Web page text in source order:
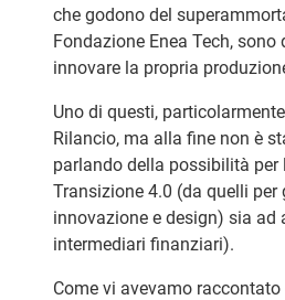
che godono del
Fondazione Enea Tech,
innovare la propria
Uno di questi,
Rilancio, ma alla fine non è
parlando della possibilità per
Transizione 4.0 (da quelli
innovazione e design) sia
intermediari finanziari).
Come vi avevamo raccontato